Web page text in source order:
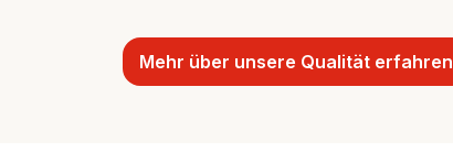
Mehr über unsere Qualität erfahren